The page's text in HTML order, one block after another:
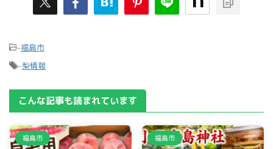
-福島市
-梨情報
こんな記事も読まれています
福島市 福島市